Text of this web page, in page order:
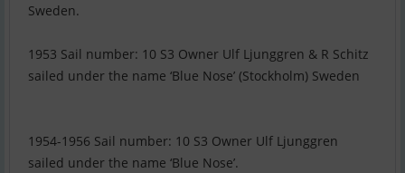
Sweden.
1953 Sail number: 10 S3 Owner Ulf Ljunggren & R Schitz
sailed under the name ‘Blue Nose’ (Stockholm) Sweden
1954-1956 Sail number: 10 S3 Owner Ulf Ljunggren
sailed under the name ‘Blue Nose’.